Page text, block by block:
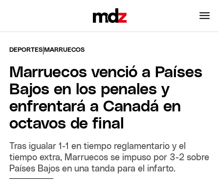
DEPORTES |MARRUECOS
Marruecos venció a Países
Bajos en los penales y
enfrentará a Canadá en
octavos de final
Tras igualar 1-1 en tiempo reglamentario y el
tiempo extra, Marruecos se impuso por 3-2 sobre
Países Bajos en una tanda para el infarto.